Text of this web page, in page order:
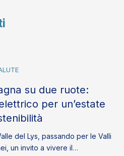
su due ruote:
per un’estate
del Lys, passando per le Valli
un invito a vivere il…